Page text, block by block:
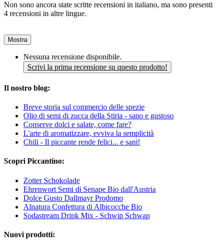
Non sono ancora state scritte recensioni in italiano, ma sono presenti
4 recensioni in altre lingue.
Mostra
Nessuna recensione disponibile.
Scrivi la prima recensione su questo prodotto!
Il nostro blog:
Breve storia sul commercio delle spezie
Olio di semi di zucca della Stiria - sano e gustoso
Conserve dolci e salate, come fare?
L'arte di aromatizzare, evviva la semplicità
Chili - Il piccante rende felici... e sani!
Scopri Piccantino:
Zotter Schokolade
Ehrenwort Semi di Senape Bio dall'Austria
Dolce Gusto Dallmayr Prodomo
Alnatura Confettura di Albicocche Bio
Sodastream Drink Mix - Schwip Schwap
Nuovi prodotti: